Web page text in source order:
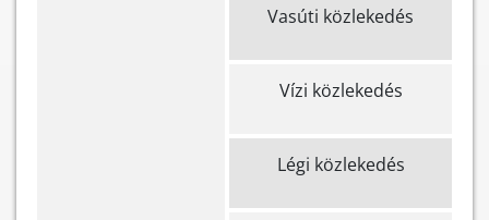
Vasúti közlekedés
Vízi közlekedés
Légi közlekedés